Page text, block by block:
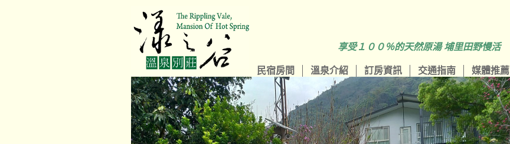
享受１００％的天然原湯 埔里田野慢活
民宿房間 溫泉介紹 訂房資訊 交通指南 媒體推薦